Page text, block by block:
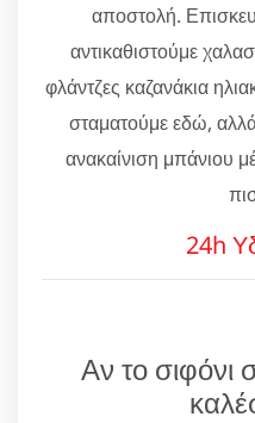
αποστολή.
αντικαθιστούμε
φλάντζες καζανάκια
σταματούμε εδώ,
ανακαίνιση μπάνιου
24h
Αν το σιφόνι